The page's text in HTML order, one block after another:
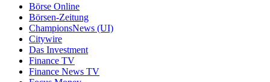
Börse Online
Börsen-Zeitung
ChampionsNews (UI)
Citywire
Das Investment
Finance TV
Finance News TV